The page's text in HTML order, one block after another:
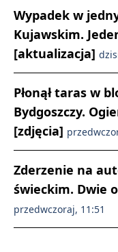
Wypadek w
Kujawskim.
[aktualizacja]
Płonął taras w
Bydgoszczy.
[zdjęcia]
Zderzenie na
świeckim. Dwie
przedwczoraj, 11:51